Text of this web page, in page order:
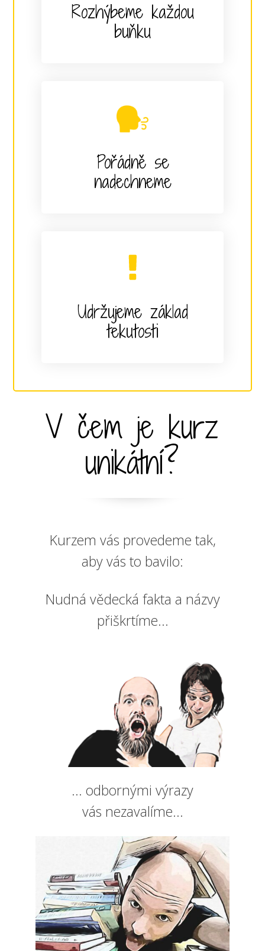
Rozhýbeme každou
buňku
Pořádně se
nadechneme
Udržujeme základ
tekutosti
V čem je kurz
unikátní?
Kurzem vás provedeme tak,
aby vás to bavilo:
Nudná vědecká fakta a názvy
přiškrtíme...
... odbornými výrazy
vás nezavalíme...